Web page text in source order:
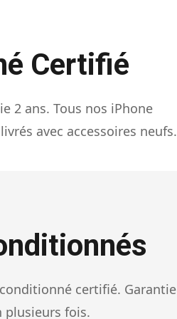
Certifié
2 ans. Tous nos iPhone
avec accessoires neufs.
certifié. Garantie
plusieurs fois.